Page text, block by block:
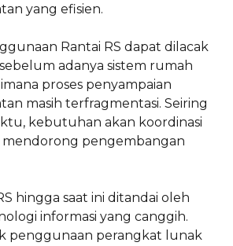
yang efisien.
Rantai RS dapat dilacak
adanya sistem rumah
proses penyampaian
masih terfragmentasi. Seiring
kebutuhan akan koordinasi
mendorong pengembangan
hingga saat ini ditandai oleh
informasi yang canggih.
penggunaan perangkat lunak